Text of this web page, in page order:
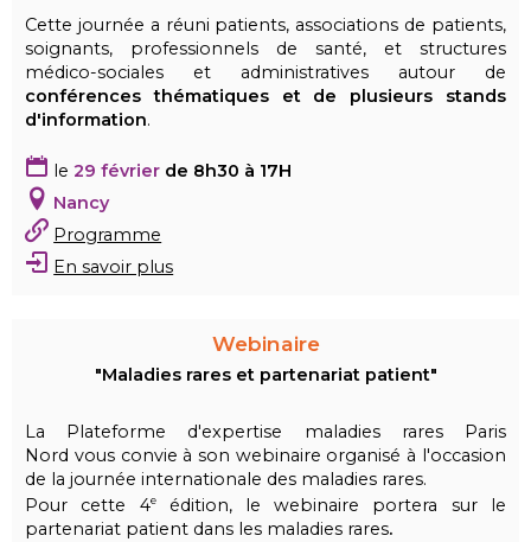
Cette journée a réuni patients, associations de patients,
soignants, professionnels de santé, et structures
médico-sociales et administratives autour de
conférences thématiques et de plusieurs stands
d'information.
le29 février de 8h30 à 17H
Nancy
Programme
En savoir plus
Webinaire
"Maladies rares et partenariat patient"
La Plateforme d'expertise maladies rares Paris
Nord vous convie à son webinaire organisé à l'occasion
de la journée internationale des maladies rares.
Pour cette 4eédition, le webinaire portera sur le
partenariat patient dans les maladies rares.